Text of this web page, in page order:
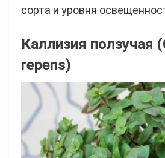
сорта и уровня
Каллизия ползучая
repens)